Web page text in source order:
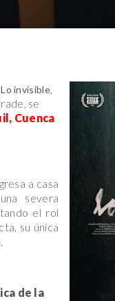
Lo invisible,
se
Cuenca
a casa
severa
el rol
su única
de la